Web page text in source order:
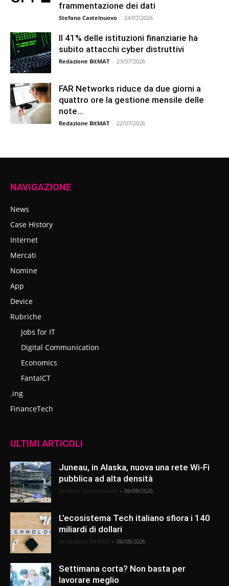
frammentazione dei dati
Stefano Castelnuovo - 24/07/2026
Il 41% delle istituzioni finanziarie ha
subito attacchi cyber distruttivi
Redazione BitMAT - 23/07/2026
FAR Networks riduce da due giorni a
quattro ore la gestione mensile delle
note...
Redazione BitMAT - 22/07/2026
NAVIGAZIONE
News
Case History
Internet
Mercati
Nomine
App
Device
Rubriche
Jobs for IT
Digital Communication
Economics
FantaICT
.ing
FinanceTech
ULTIMI ARTICOLI
Juneau, in Alaska, nuova una rete Wi-Fi
pubblica ad alta densità
- 06/08/2026
L’ecosistema Tech italiano sfiora i 140
miliardi di dollari
- 06/08/2026
Settimana corta? Non basta per
lavorare meglio